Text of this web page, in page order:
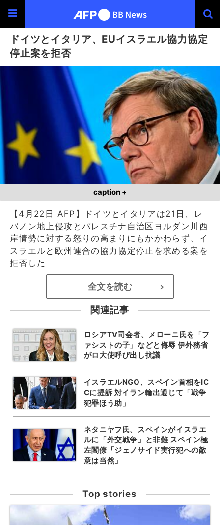
ドイツとイタリア、EUイスラエル協力協定
停止案を拒否
caption +
【4月22日 AFP】ドイツとイタリアは21日、レ
バノン地上侵攻とパレスチナ自治区ヨルダン川西
岸情勢に対する怒りの高まりにもかかわらず、イ
スラエルと欧州連合の協力協定停止を求める案を
拒否した
全文を読む >
関連記事
ロシアTV司会者、メローニ氏を「フ
ァシストの子」などと侮辱 伊外務省
がロ大使呼び出し抗議
イスラエルNGO、スペイン首相をIC
Cに提訴 対イラン輸出通じて「戦争
犯罪ほう助」
ネタニヤフ氏、スペインがイスラエ
ルに「外交戦争」と非難 スペイン極
左閣僚「ジェノサイド実行犯への敵
意は当然」
Top stories